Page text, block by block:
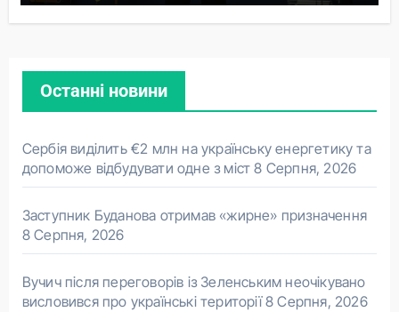
Останні новини
Сербія виділить €2 млн на українську енергетику та
допоможе відбудувати одне з міст 8 Серпня, 2026
Заступник Буданова отримав «жирне» призначення
8 Серпня, 2026
Вучич після переговорів із Зеленським неочікувано
висловився про українські території 8 Серпня, 2026